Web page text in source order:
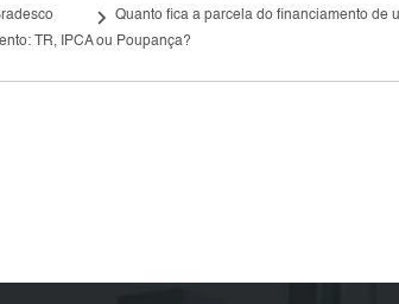
keyboard_arrow_right Quanto fica a parcela do financiamento de
TR, IPCA ou Poupança?